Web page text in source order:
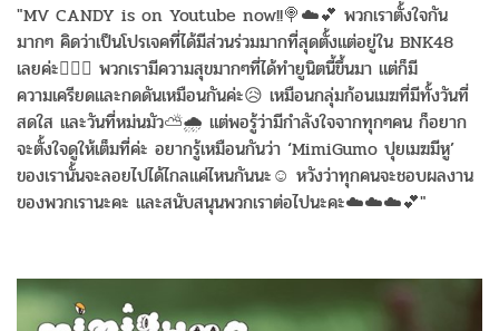
"MV CANDY is on Youtube now!!🍭☁️💕 พวกเราตั้งใจกัน
มากๆ คิดว่าเป็นโปรเจคที่ได้มีส่วนร่วมมากที่สุดตั้งแต่อยู่ใน BNK48
เลยค่ะ✌🏻🥰 พวกเรามีความสุขมากๆที่ได้ทำยูนิตนี้ขึ้นมา แต่ก็มี
ความเครียดและกดดันเหมือนกันค่ะ😥 เหมือนกลุ่มก้อนเมฆที่มีทั้งวันที่
สดใส และวันที่หม่นมัว⛅️🌧 แต่พอรู้ว่ามีกำลังใจจากทุกๆคน ก็อยาก
จะตั้งใจดูให้เต็มที่ค่ะ อยากรู้เหมือนกันว่า ‘MimiGumo ปุยเมฆมีหู’
ของเรานั้นจะลอยไปได้ไกลแค่ไหนกันนะ☺️ หวังว่าทุกคนจะชอบผลงาน
ของพวกเรานะคะ และสนับสนุนพวกเราต่อไปนะคะ☁️☁️☁️💕"